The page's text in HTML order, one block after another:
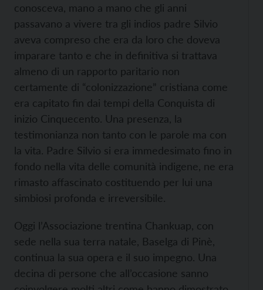
conosceva, mano a mano che gli anni
passavano a vivere tra gli indios padre Silvio
aveva compreso che era da loro che doveva
imparare tanto e che in definitiva si trattava
almeno di un rapporto paritario non
certamente di “colonizzazione” cristiana come
era capitato fin dai tempi della Conquista di
inizio Cinquecento. Una presenza, la
testimonianza non tanto con le parole ma con
la vita. Padre Silvio si era immedesimato fino in
fondo nella vita delle comunità indigene, ne era
rimasto affascinato costituendo per lui una
simbiosi profonda e irreversibile.
Oggi l’Associazione trentina Chankuap, con
sede nella sua terra natale, Baselga di Pinè,
continua la sua opera e il suo impegno. Una
decina di persone che all’occasione sanno